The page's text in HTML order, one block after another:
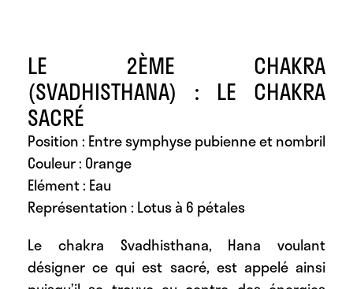
LE 2ÈME CHAKRA
(SVADHISTHANA) : LE CHAKRA
SACRÉ
Position : Entre symphyse pubienne et nombril
Couleur : Orange
Elément : Eau
Représentation : Lotus à 6 pétales
Le chakra Svadhisthana, Hana voulant
désigner ce qui est sacré, est appelé ainsi